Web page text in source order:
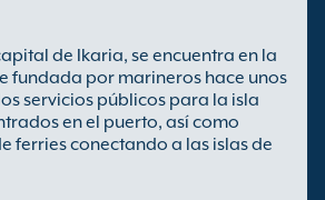
de Ikaria, se encuentra en la
fundada por marineros hace unos
servicios públicos para la isla
en el puerto, así como
ferries conectando a las islas de